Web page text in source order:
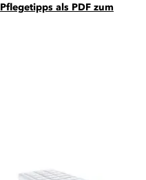
Pflegetipps als PDF zum